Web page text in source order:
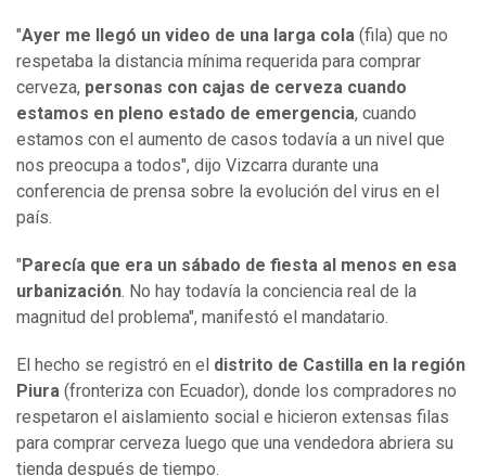
"Ayer me llegó un video de una larga cola (fila) que no
respetaba la distancia mínima requerida para comprar
cerveza, personas con cajas de cerveza cuando
estamos en pleno estado de emergencia, cuando
estamos con el aumento de casos todavía a un nivel que
nos preocupa a todos", dijo Vizcarra durante una
conferencia de prensa sobre la evolución del virus en el
país.
" Parecía que era un sábado de fiesta al menos en esa
urbanización. No hay todavía la conciencia real de la
magnitud del problema", manifestó el mandatario.
El hecho se registró en el distrito de Castilla en la región
Piura (fronteriza con Ecuador), donde los compradores no
respetaron el aislamiento social e hicieron extensas filas
para comprar cerveza luego que una vendedora abriera su
tienda después de tiempo.